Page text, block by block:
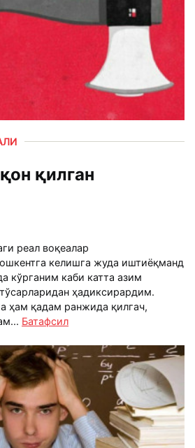
қилган
реал воқеалар
келишга жуда иштиёқманд
кўрганим каби катта азим
ҳадиксирардим.
ҳам қадам ранжида қилгач,
Батафсил